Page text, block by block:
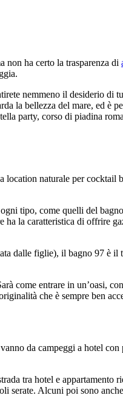
non ha certo la trasparenza di
nemmeno il desiderio di
la bellezza del mare, ed è
party, corso di piadina
location naturale per cocktail
tipo, come quelli del
ha la caratteristica di offrire
dalle figlie), il bagno 97 è il
come entrare in un’oasi,
che è sempre ben
da campeggi a hotel con
tra hotel e appartamento
serate. Alcuni poi sono